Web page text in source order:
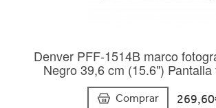
Denver PFF-1514B marco
Negro 39,6 cm (15.6") Pantalla
Comprar